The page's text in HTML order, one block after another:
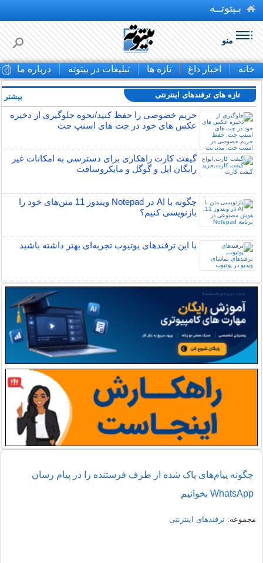
بـیتوتــه
منو
خانه اخبار داغ تازه ها تبلیغات در بیتوته درباره ما
تازه های ترفندهای اینترنتی
حریم خصوصی را حفظ کنید/نحوه جلوگیری از ذخیره
عکس های خود در چت های اسنپ چت
گیفت کارت راهکاری برای دسترسی به امکانات غیر
رایگان اپل و گوگل و مایکروسافت
چگونه با AI در Notepad ویندوز 11 متن‌های خود را
بازنویسی کنیم؟
با این ترفندهای یوتیوب تجربه‌ای بهتر داشته باشید
بیشتر
چگونه پیام‌های پاک شده از طرف فرستنده را در پیام رسان
WhatsApp بخوانیم
مجموعه:ترفندهای اینترنتی